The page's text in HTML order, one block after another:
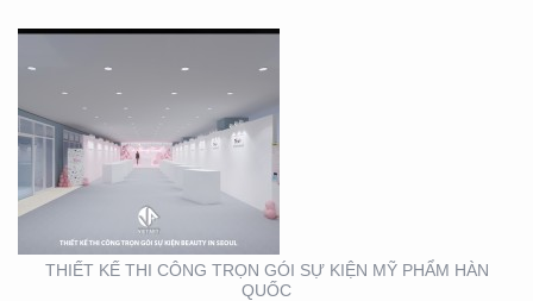
THIẾT KẾ THI CÔNG TRỌN GÓI SỰ KIỆN MỸ PHẨM HÀN
QUỐC
THIẾT KẾ THI CÔNG
BẢNG HIỆU CỬA HÀNG
CP FRESHMART